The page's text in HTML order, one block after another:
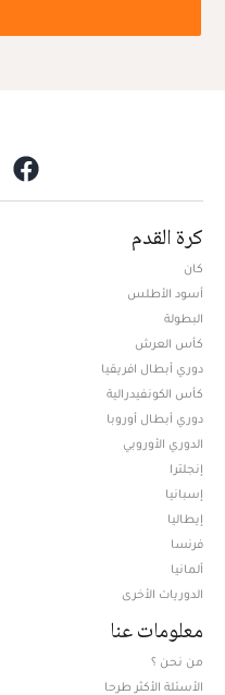
كرة القدم
كان
أسود الأطلس
البطولة
كأس العرش
دوري أبطال افريقيا
كأس الكونفيدرالية
دوري أبطال أوروبا
الدوري الأوروبي
إنجلترا
إسبانيا
إيطاليا
فرنسا
ألمانيا
الدوريات الأخرى
معلومات عنا
من نحن ؟
الأسئلة الأكثر طرحا